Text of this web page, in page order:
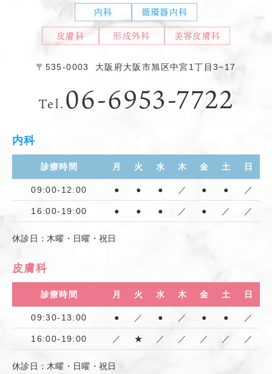
内科
循環器内科
皮膚科
形成外科 美容皮膚科
〒535-0003 大阪府大阪市旭区中宮1丁目3−17
Tel. 06-6953-7722
内科
診療時間 月 火 水 木 金 土 日
09:00-12:00 ● ● ● ／ ● ● ／
16:00-19:00 ● ● ● ／ ● ／ ／
休診日：木曜・日曜・祝日
皮膚科
診療時間 月 火 水 木 金 土 日
09:30-13:00 ● ／ ● ／ ● ● ／
16:00-19:00 ／ ★ ／ ／ ／ ／ ／
休診日：木曜・日曜・祝日